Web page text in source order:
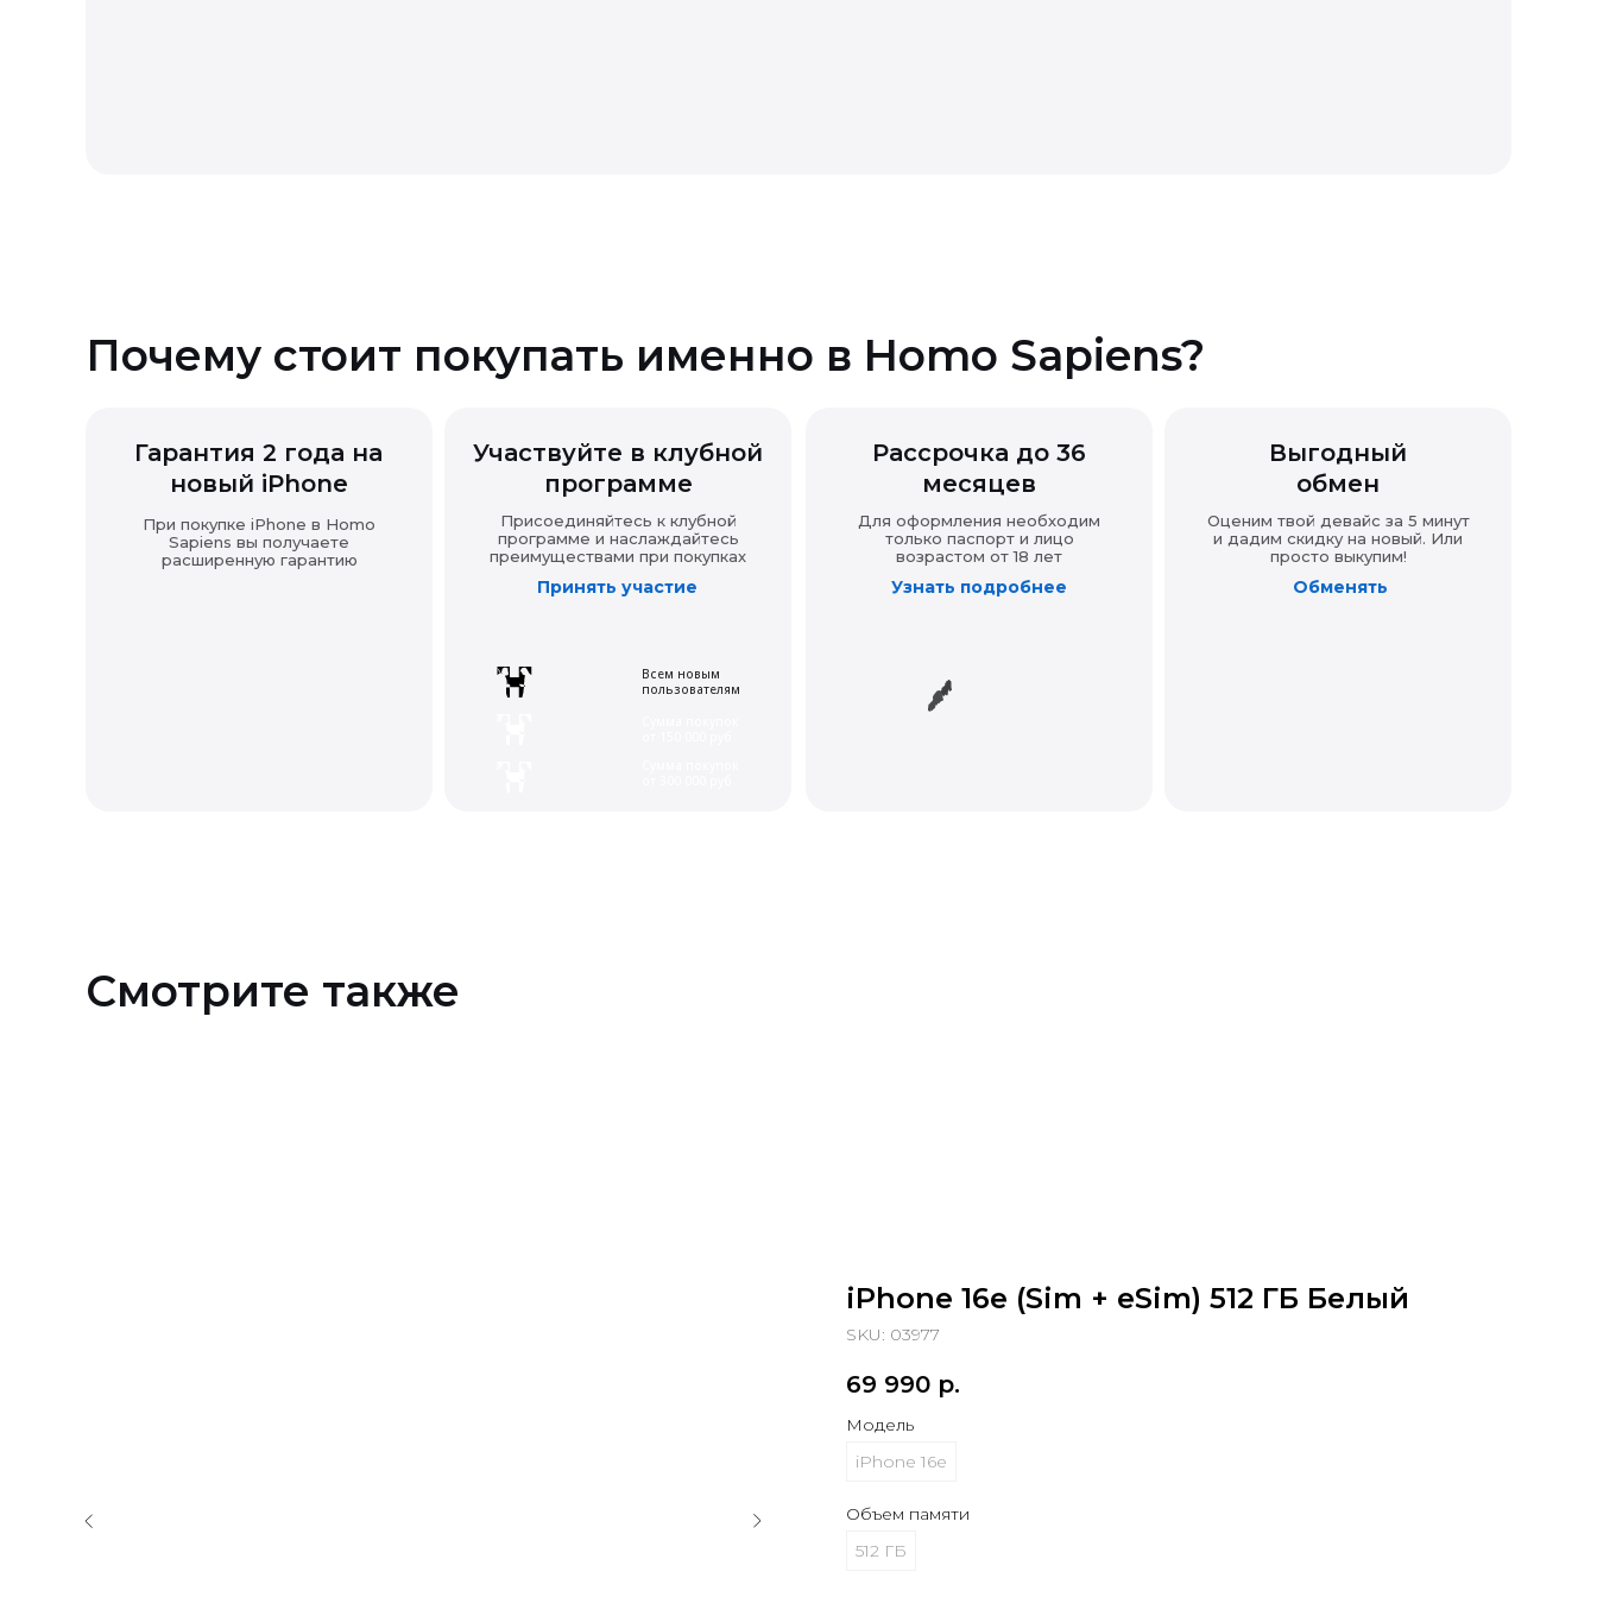
Почему стоит покупать именно в Homo Sapiens?
Выгодный
обмен
Рассрочка до 36
месяцев
Участвуйте в клубной
программе
Гарантия 2 года на
новый iPhone
Принять участие Узнать подробнее Обменять
При покупке iPhone в Homo
Sapiens вы получаете
расширенную гарантию
Присоединяйтесь к клубной
программе и наслаждайтесь
преимуществами при покупках
Для оформления необходим
только паспорт и лицо
возрастом от 18 лет
Оценим твой девайс за 5 минут
и дадим скидку на новый. Или
просто выкупим!
Всем новым
пользователям
Смотрите также
iPhone 16e (Sim + eSim) 512 ГБ Белый
SKU: 03977
69 990 р.
Модель
iPhone 16e
Объем памяти
512 ГБ